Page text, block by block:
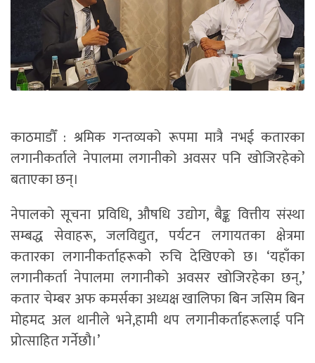
काठमाडौँ : श्रमिक गन्तव्यको रूपमा मात्रै नभई कतारका
लगानीकर्ताले नेपालमा लगानीको अवसर पनि खोजिरहेको
बताएका छन्।
नेपालको सूचना प्रविधि, औषधि उद्योग, बैङ्क वित्तीय संस्था
सम्बद्ध सेवाहरू, जलविद्युत, पर्यटन लगायतका क्षेत्रमा
कतारका लगानीकर्ताहरूको रुचि देखिएको छ। ‘यहाँका
लगानीकर्ता नेपालमा लगानीको अवसर खोजिरहेका छन्,’
कतार चेम्बर अफ कमर्सका अध्यक्ष खालिफा बिन जसिम बिन
मोहमद अल थानीले भने,हामी थप लगानीकर्ताहरूलाई पनि
प्रोत्साहित गर्नेछौ।’